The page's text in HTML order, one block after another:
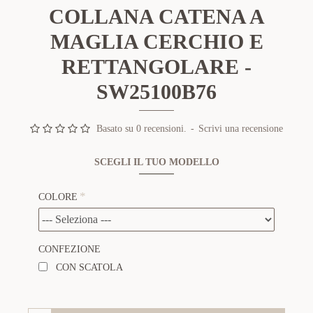
COLLANA CATENA A
MAGLIA CERCHIO E
RETTANGOLARE -
SW25100B76
Basato su 0 recensioni. - Scrivi una recensione
SCEGLI IL TUO MODELLO
COLORE
CONFEZIONE
CON SCATOLA